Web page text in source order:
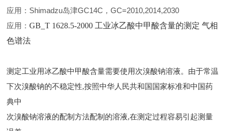
应用：Shimadzu岛津GC14C，GC=2010,2014,2030
应用：GB_T 1628.5-2000 工业冰乙酸中甲酸含量的测定 气相
色谱法
测定工业用冰乙酸中甲酸含量需要使用次溴酸钠溶液。由于常温
下次溴酸钠的不稳定性,按照中华人民共和国国家标准和中国药
典中
次溴酸钠溶液的配制方法配制的溶液,在测定过程容易引起测量